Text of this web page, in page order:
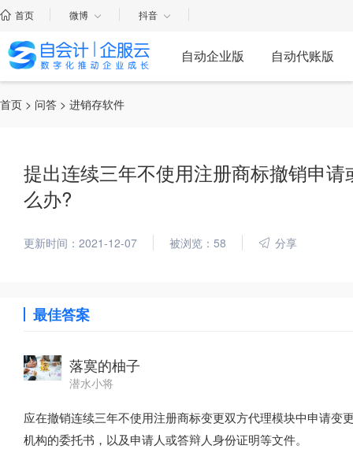
首页 微博 抖音
自动企业版 自动代账版
首页 > 问答 > 进销存软件
提出连续三年不使用注册商标撤销申
么办?
更新时间：2021-12-07 被浏览：58 分享
最佳答案
落寞的柚子
潜水小将
应在撤销连续三年不使用注册商标变更双方代理模块中申请
机构的委托书，以及申请人或答辩人身份证明等文件。